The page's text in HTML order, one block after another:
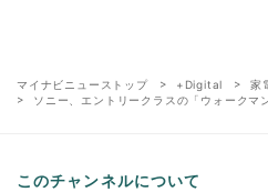
マイナビニューストップ +Digital
家
ソニー、エントリークラスの「ウォークマ
このチャンネルについて